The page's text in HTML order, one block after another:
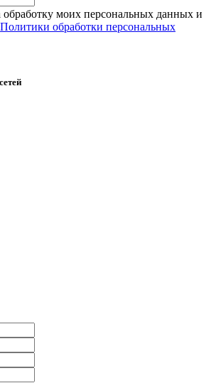
обработку моих персональных данных и
Политики обработки персональных